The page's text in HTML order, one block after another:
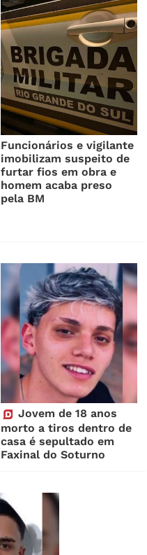
Funcionários e vigilante
imobilizam suspeito de
furtar fios em obra e
homem acaba preso
pela BM
Jovem de 18 anos
morto a tiros dentro de
casa é sepultado em
Faxinal do Soturno